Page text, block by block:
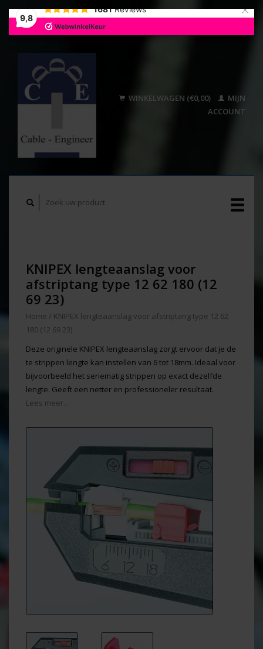
9,8
1681 Reviews ×
WINKELWAGEN (€0,00)
MIJN
ACCOUNT
KNIPEX lengteaanslag voor
afstriptang type 12 62 180 (12
69 23)
Home / KNIPEX lengteaanslag voor afstriptang type 12 62
180 (12 69 23)
Deze originele KNIPEX lengteaanslag zorgt ervoor dat je de
te strippen lengte kan instellen van 6 tot 18mm. Ideaal voor
bijvoorbeeld het seriematig strippen op exact dezelfde
lengte. Geeft een netter en professioneler resultaat.
Lees meer...